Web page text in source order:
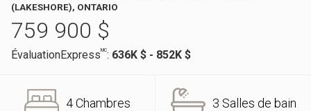
(LAKESHORE), ONTARIO
759 900 $
ÉvaluationExpressMC: 636K $ - 852K $
4 Chambres 3 Salles de bain